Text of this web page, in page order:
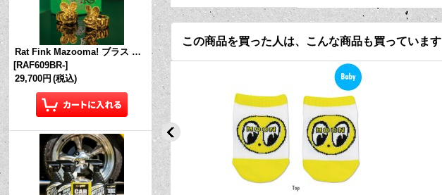
Rat Fink Mazooma! ブラス リング
[RAF609BR-]
29,700円 (税込)
この商品を買った人は、こんな商品も買っています